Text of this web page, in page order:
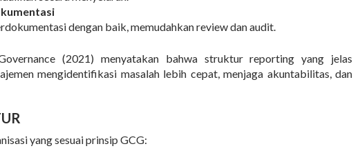
dengan baik, memudahkan review dan audit.
(2021) menyatakan bahwa struktur reporting yang jelas
mengidentifikasi masalah lebih cepat, menjaga akuntabilitas, dan
yang sesuai prinsip GCG: